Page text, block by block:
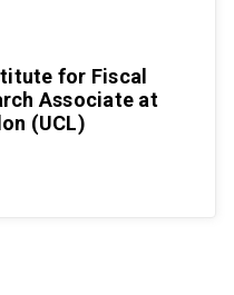
for Fiscal
Associate at
(UCL)